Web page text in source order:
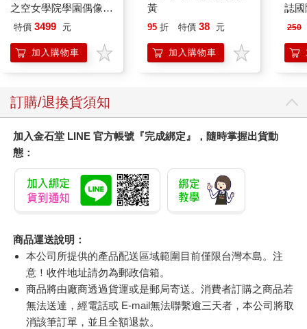
之空女學院學園偶像俱
樂部 Bloom Garden
組
特價 3499 元
加入購物車
黃
95 折 特價 38 元
加入購物車
誌國
140
250
訂購/退換貨須知
加入金石堂 LINE 官方帳號『完成綁定』，隨時掌握出貨動
態：
商品運送說明：
本公司所提供的產品配送區域範圍目前僅限台灣本島。注
意！收件地址請勿為郵政信箱。
商品將由廠商透過貨運或是郵局寄送。消費者訂購之商品若
無法送達，經電話或 E-mail無法聯繫逾三天者，本公司將取
消該筆訂單，並且全額退款。